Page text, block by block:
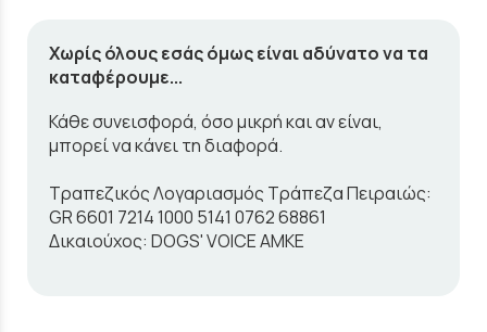
Χωρίς όλους εσάς όμως είναι αδύνατο να τα
καταφέρουμε...
Κάθε συνεισφορά, όσο μικρή και αν είναι,
μπορεί να κάνει τη διαφορά.
Τραπεζικός Λογαριασμός Τράπεζα Πειραιώς:
GR 6601 7214 1000 5141 0762 68861
Δικαιούχος: DOGS' VOICE AMKE